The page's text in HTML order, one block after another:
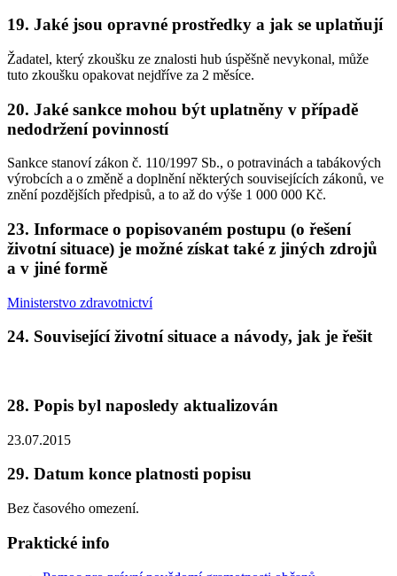
19. Jaké jsou opravné prostředky a jak se uplatňují
Žadatel, který zkoušku ze znalosti hub úspěšně nevykonal, může
tuto zkoušku opakovat nejdříve za 2 měsíce.
20. Jaké sankce mohou být uplatněny v případě
nedodržení povinností
Sankce stanoví zákon č. 110/1997 Sb., o potravinách a tabákových
výrobcích a o změně a doplnění některých souvisejících zákonů, ve
znění pozdějších předpisů, a to až do výše 1 000 000 Kč.
23. Informace o popisovaném postupu (o řešení
životní situace) je možné získat také z jiných zdrojů
a v jiné formě
Ministerstvo zdravotnictví
24. Související životní situace a návody, jak je řešit
28. Popis byl naposledy aktualizován
23.07.2015
29. Datum konce platnosti popisu
Bez časového omezení.
Praktické info